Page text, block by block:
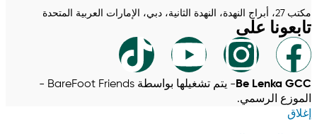
مكتب 27، أبراج النهدة، النهدة الثانية، دبي، الإمارات العربية المتحدة
تابعونا على
Be Lenka GCC
- يتم تشغيلها بواسطة BareFoot Friends -
الموزع الرسمي.
إغلاق